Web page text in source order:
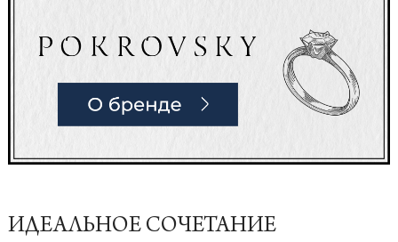
ИДЕАЛЬНОЕ СОЧЕТАНИЕ